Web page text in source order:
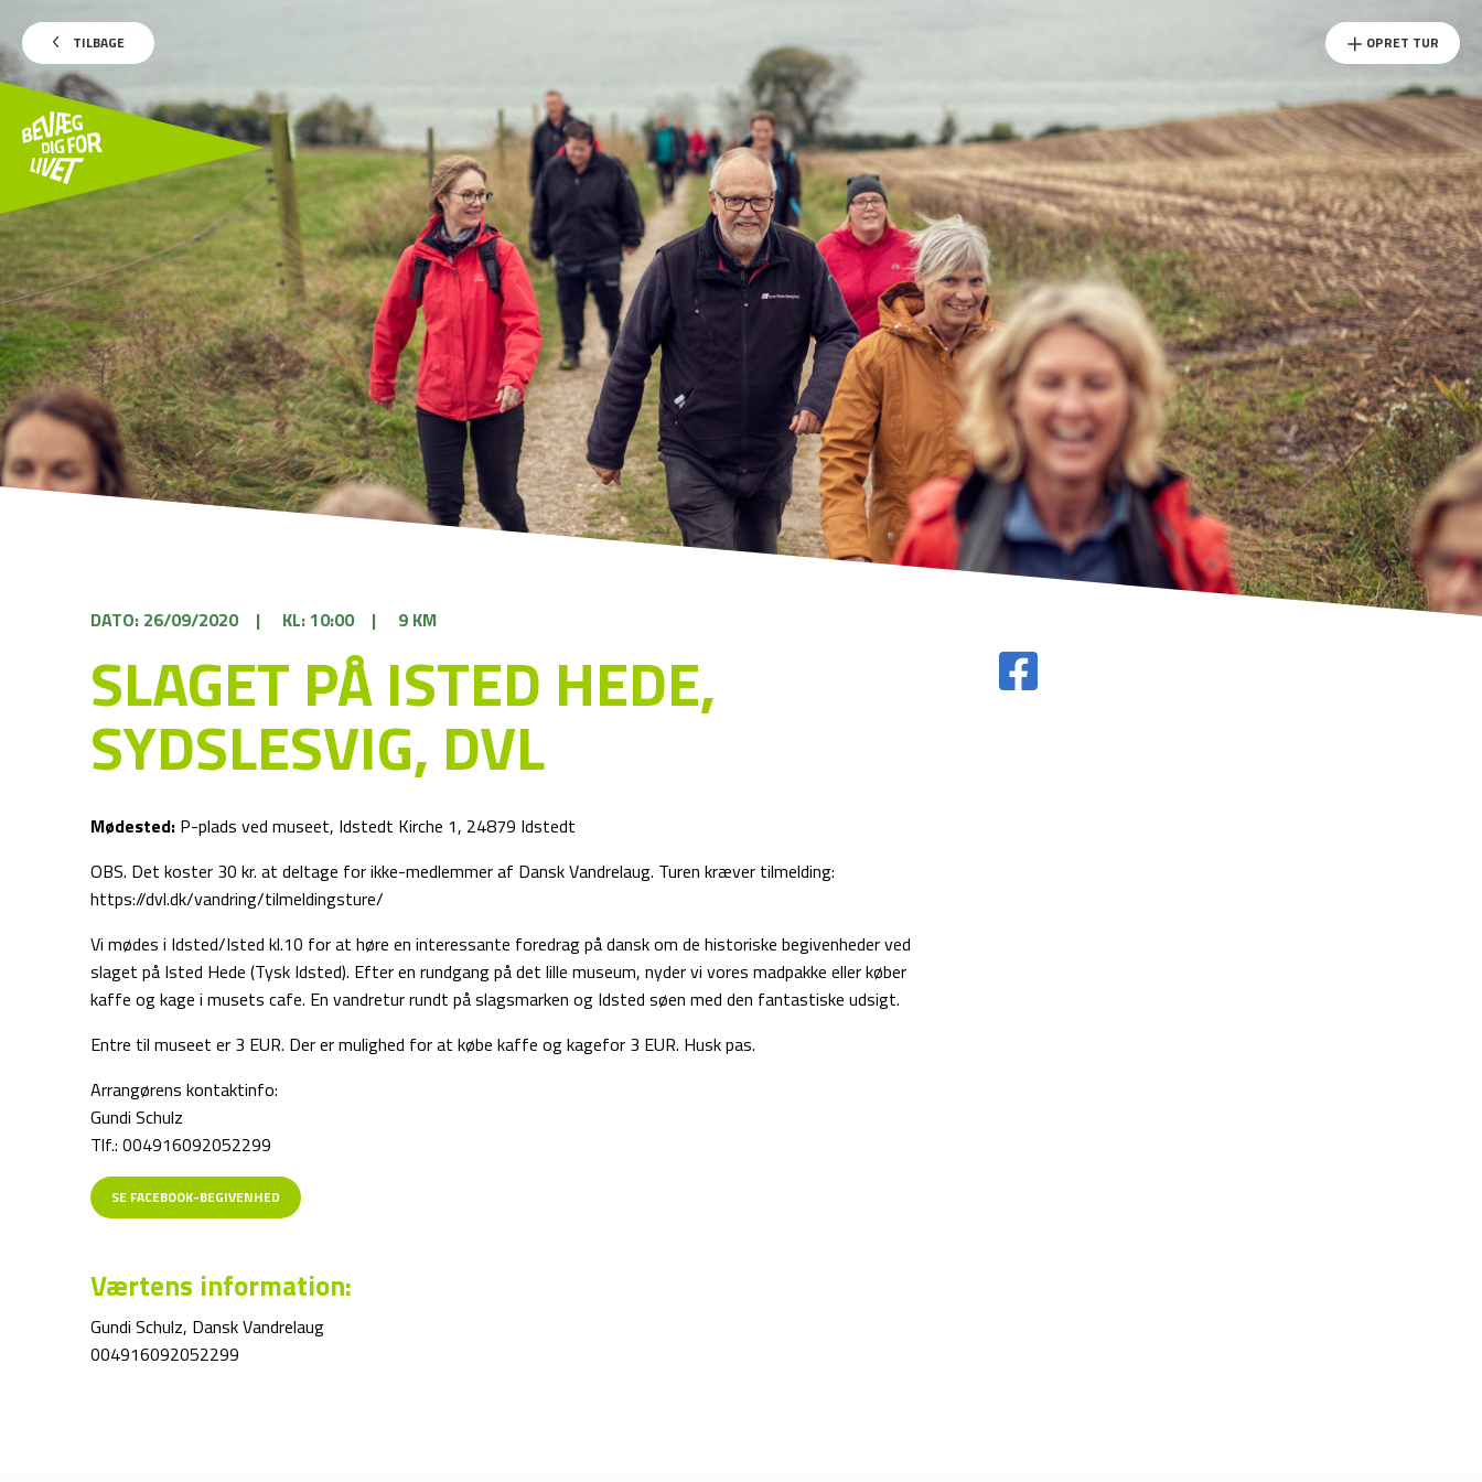
TILBAGE OPRET TUR
DATO: 26/09/2020 | KL: 10:00 | 9 KM
SLAGET PÅ ISTED HEDE,
SYDSLESVIG, DVL
Mødested: P-plads ved museet, Idstedt Kirche 1, 24879 Idstedt
OBS. Det koster 30 kr. at deltage for ikke-medlemmer af Dansk Vandrelaug. Turen kræver tilmelding:
https://dvl.dk/vandring/tilmeldingsture/
Vi mødes i Idsted/Isted kl.10 for at høre en interessante foredrag på dansk om de historiske begivenheder ved
slaget på Isted Hede (Tysk Idsted). Efter en rundgang på det lille museum, nyder vi vores madpakke eller køber
kaffe og kage i musets cafe. En vandretur rundt på slagsmarken og Idsted søen med den fantastiske udsigt.
Entre til museet er 3 EUR. Der er mulighed for at købe kaffe og kagefor 3 EUR. Husk pas.
Arrangørens kontaktinfo:
Gundi Schulz
Tlf.: 004916092052299
SE FACEBOOK-BEGIVENHED
Værtens information:
Gundi Schulz, Dansk Vandrelaug
004916092052299